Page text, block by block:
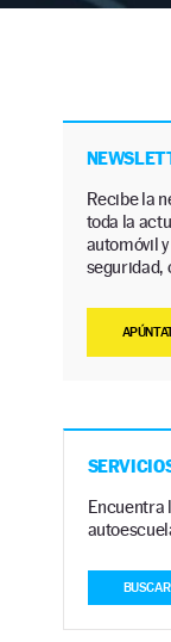
Recibe la
toda la
automóvil
seguridad,
Encuentra
BUSCAR